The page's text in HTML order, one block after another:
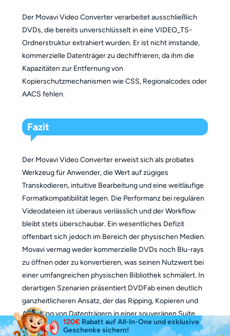
Der Movavi Video Converter verarbeitet ausschließlich
DVDs, die bereits unverschlüsselt in eine VIDEO_TS-
Ordnerstruktur extrahiert wurden. Er ist nicht imstande,
kommerzielle Datenträger zu dechiffrieren, da ihm die
Kapazitäten zur Entfernung von
Kopierschutzmechanismen wie CSS, Regionalcodes oder
AACS fehlen.
Fazit
Der Movavi Video Converter erweist sich als probates
Werkzeug für Anwender, die Wert auf zügiges
Transkodieren, intuitive Bearbeitung und eine weitläufige
Formatkompatibilität legen. Die Performanz bei regulären
Videodateien ist überaus verlässlich und der Workflow
bleibt stets überschaubar. Ein wesentliches Defizit
offenbart sich jedoch im Bereich der physischen Medien.
Movavi vermag weder kommerzielle DVDs noch Blu-rays
zu öffnen oder zu konvertieren, was seinen Nutzwert bei
einer umfangreichen physischen Bibliothek schmälert. In
derartigen Szenarien präsentiert DVDFab einen deutlich
ganzheitlicheren Ansatz, der das Ripping, Kopieren und
Authoring von Datenträgern in einer souveränen Suite
vereint.
120€Rabatt auf All-In-One und exklusive
Geschenke sichern!